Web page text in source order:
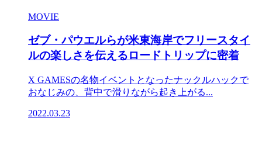
MOVIE
ゼブ・パウエルらが米東海岸でフリースタイ
ルの楽しさを伝えるロードトリップに密着
X GAMESの名物イベントとなったナックルハックで
おなじみの、背中で滑りながら起き上がる...
2022.03.23